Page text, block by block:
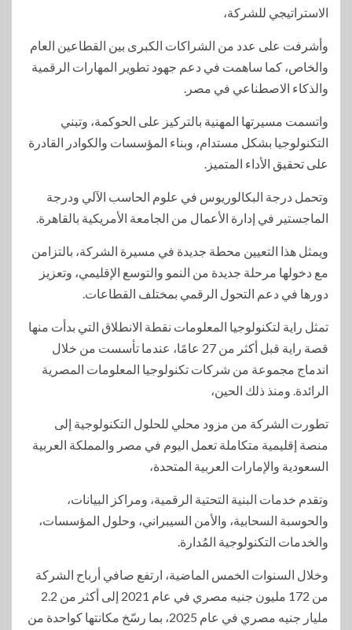
الاستراتيجي للشركة،
وأشرفت على عدد من الشراكات الكبرى بين القطاعين العام
والخاص، كما ساهمت في دعم جهود تطوير المهارات الرقمية
والذكاء الاصطناعي في مصر.
واتسمت مسيرتها المهنية بالتركيز على الحوكمة، وتبني
التكنولوجيا بشكل مستدام، وبناء المؤسسات والكوادر القادرة
على تحقيق الأداء المتميز.
وتحمل درجة البكالوريوس في علوم الحاسب الآلي ودرجة
الماجستير في إدارة الأعمال من الجامعة الأمريكية بالقاهرة.
ويمثل هذا التعيين محطة جديدة في مسيرة الشركة، بالتزامن
مع دخولها مرحلة جديدة من النمو والتوسع الإقليمي، وتعزيز
دورها في دعم التحول الرقمي بمختلف القطاعات.
تمثل راية لتكنولوجيا المعلومات نقطة الانطلاق التي بدأت منها
قصة راية قبل أكثر من 27 عامًا، عندما تأسست من خلال
اندماج مجموعة من شركات تكنولوجيا المعلومات المصرية
الرائدة. ومنذ ذلك الحين،
تطورت الشركة من مزود محلي للحلول التكنولوجية إلى
منصة إقليمية متكاملة تعمل اليوم في مصر والمملكة العربية
السعودية والإمارات العربية المتحدة،
وتقدم خدمات البنية التحتية الرقمية، ومراكز البيانات،
والحوسبة السحابية، والأمن السيبراني، وحلول المؤسسات،
والخدمات التكنولوجية المُدارة.
وخلال السنوات الخمس الماضية، ارتفع صافي أرباح الشركة
من 172 مليون جنيه مصري في عام 2021 إلى أكثر من 2.2
مليار جنيه مصري في عام 2025، بما رسّخ مكانتها كواحدة من